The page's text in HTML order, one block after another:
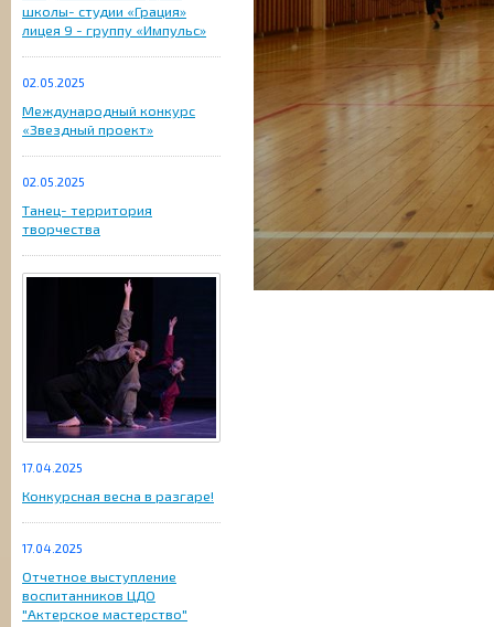
школы- студии «Грация»
лицея 9 - группу «Импульс»
02.05.2025
Международный конкурс
«Звездный проект»
02.05.2025
Танец- территория
творчества
17.04.2025
Конкурсная весна в разгаре!
17.04.2025
Отчетное выступление
воспитанников ЦДО
"Актерское мастерство"